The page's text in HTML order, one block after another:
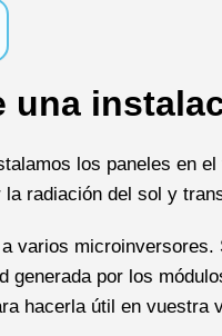
una
los paneles en
radiación del sol y
varios
generada por los
hacerla útil en vuestra